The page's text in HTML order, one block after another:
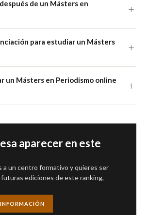
de un Másters en
para estudiar un Másters
un Másters en Periodismo online
aparecer en este
a un centro formativo y quieres ser
futuras ediciones de este ranking,